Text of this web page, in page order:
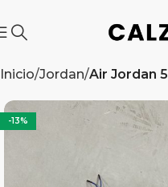
Inicio Jordan Air Jordan 5
-13%